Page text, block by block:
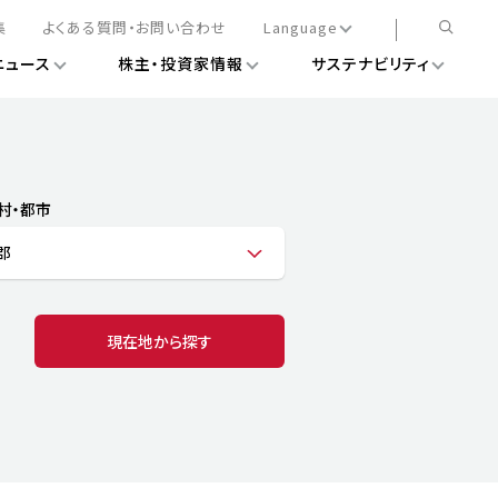
トカバレッジ
について
ネジメント
ィナビリティデータ
よくある質問・お問い合わせ
Language
日本語
ュース 株主・投資家情報 サステナビリティ
・都市
現在地から探す